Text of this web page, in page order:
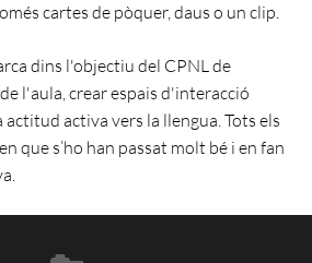
cartes de pòquer, daus o un clip.
dins l'objectiu del CPNL de
l'aula, crear espais d'interacció
activa vers la llengua. Tots els
que s’ho han passat molt bé i en fan